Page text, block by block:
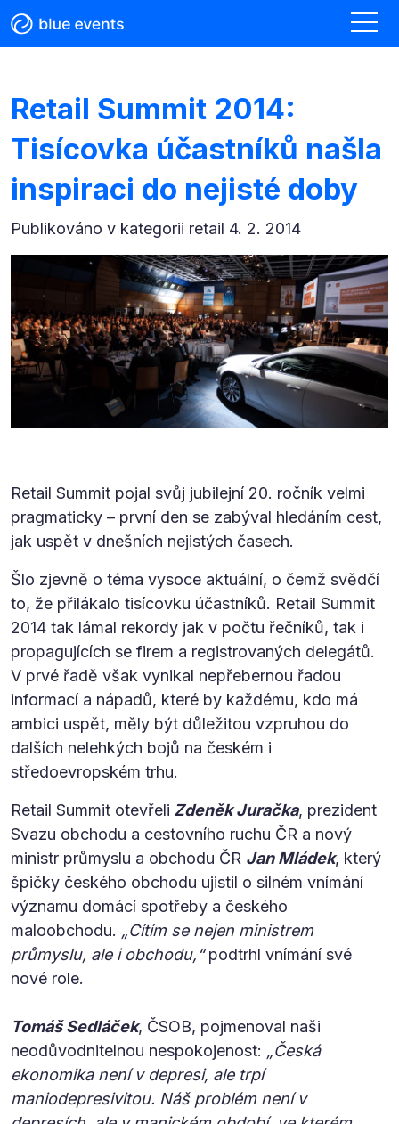
Retail Summit 2014:
Tisícovka účastníků našla
inspiraci do nejisté doby
Publikováno v kategorii retail 4. 2. 2014
Retail Summit pojal svůj jubilejní 20. ročník velmi
pragmaticky – první den se zabýval hledáním cest,
jak uspět v dnešních nejistých časech.
Šlo zjevně o téma vysoce aktuální, o čemž svědčí
to, že přilákalo tisícovku účastníků. Retail Summit
2014 tak lámal rekordy jak v počtu řečníků, tak i
propagujících se firem a registrovaných delegátů.
V prvé řadě však vynikal nepřebernou řadou
informací a nápadů, které by každému, kdo má
ambici uspět, měly být důležitou vzpruhou do
dalších nelehkých bojů na českém i
středoevropském trhu.
Retail Summit otevřeli Zdeněk Juračka, prezident
Svazu obchodu a cestovního ruchu ČR a nový
ministr průmyslu a obchodu ČR Jan Mládek, který
špičky českého obchodu ujistil o silném vnímání
významu domácí spotřeby a českého
maloobchodu. „Cítím se nejen ministrem
průmyslu, ale i obchodu,“podtrhl vnímání své
nové role.
Tomáš Sedláček, ČSOB, pojmenoval naši
neodůvodnitelnou nespokojenost: „Česká
ekonomika není v depresi, ale trpí
maniodepresivitou. Náš problém není v